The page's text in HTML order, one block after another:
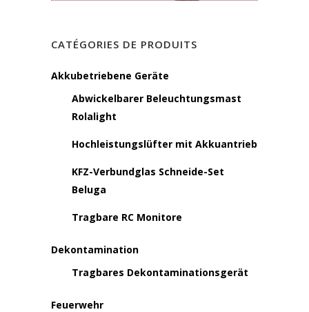
CATÉGORIES DE PRODUITS
Akkubetriebene Geräte
Abwickelbarer Beleuchtungsmast
Rolalight
Hochleistungslüfter mit Akkuantrieb
KFZ-Verbundglas Schneide-Set
Beluga
Tragbare RC Monitore
Dekontamination
Tragbares Dekontaminationsgerät
Feuerwehr